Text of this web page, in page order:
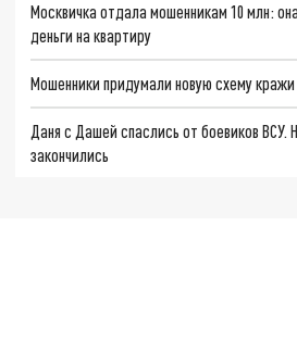
Москвичка отдала мошенникам 10 млн:
деньги на квартиру
Мошенники придумали новую схему кражи
Даня с Дашей спаслись от боевиков
закончились